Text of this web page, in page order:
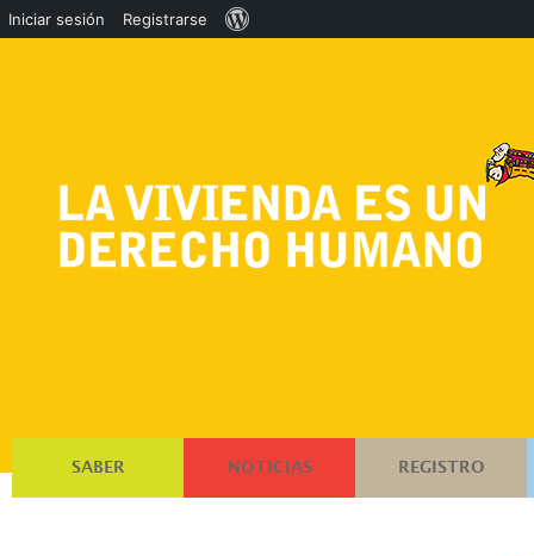
SABER NOTICIAS REGISTRO
Iniciar sesión Registrarse